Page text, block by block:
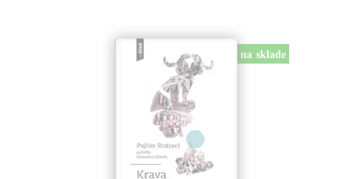
na sklade